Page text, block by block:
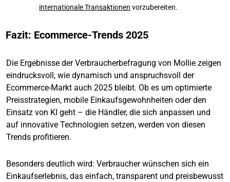
internationale Transaktionen vorzubereiten.
Fazit: Ecommerce-Trends 2025
Die Ergebnisse der Verbraucherbefragung von Mollie zeigen
eindrucksvoll, wie dynamisch und anspruchsvoll der
Ecommerce-Markt auch 2025 bleibt. Ob es um optimierte
Preisstrategien, mobile Einkaufsgewohnheiten oder den
Einsatz von KI geht – die Händler, die sich anpassen und
auf innovative Technologien setzen, werden von diesen
Trends profitieren.
Besonders deutlich wird: Verbraucher wünschen sich ein
Einkaufserlebnis, das einfach, transparent und preisbewusst